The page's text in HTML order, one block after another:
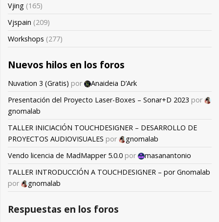
Vjing (165)
Vjspain (209)
Workshops (277)
Nuevos hilos en los foros
Nuvation 3 (Gratis) por
Anaideia D’Ark
Presentación del Proyecto Laser-Boxes – Sonar+D 2023 por
gnomalab
TALLER INICIACIÓN TOUCHDESIGNER – DESARROLLO DE
PROYECTOS AUDIOVISUALES por
gnomalab
Vendo licencia de MadMapper 5.0.0 por
masanantonio
TALLER INTRODUCCIÓN A TOUCHDESIGNER – por Gnomalab
por
gnomalab
Respuestas en los foros